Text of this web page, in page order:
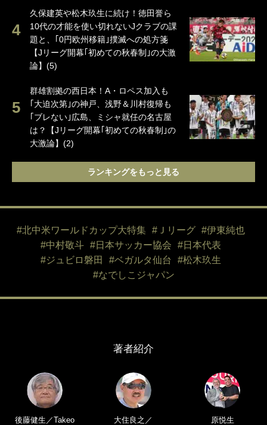
久保建英や松木玖生に続け！徳田誉ら
10代の才能を使い切れないJクラブの課
題と、｢0円欧州移籍｣撲滅への処方箋
【Jリーグ開幕｢初めての秋春制｣の大激
論】(5)
群雄割拠の西日本！A・ロペス加入も
｢大迫次第｣の神戸、浅野＆川村復帰も
｢ブレない｣広島、ミシャ就任の名古屋
は？【Jリーグ開幕｢初めての秋春制｣の
大激論】(2)
ランキングをもっと見る
#北中米ワールドカップ大特集 #Ｊリーグ
#伊東純也
#中村敬斗
#日本サッカー協会
#日本代表
#ジュビロ磐田
#ベガルタ仙台
#松木玖生
#なでしこジャパン
著者紹介
後藤健生／Takeo
大住良之／
原悦生